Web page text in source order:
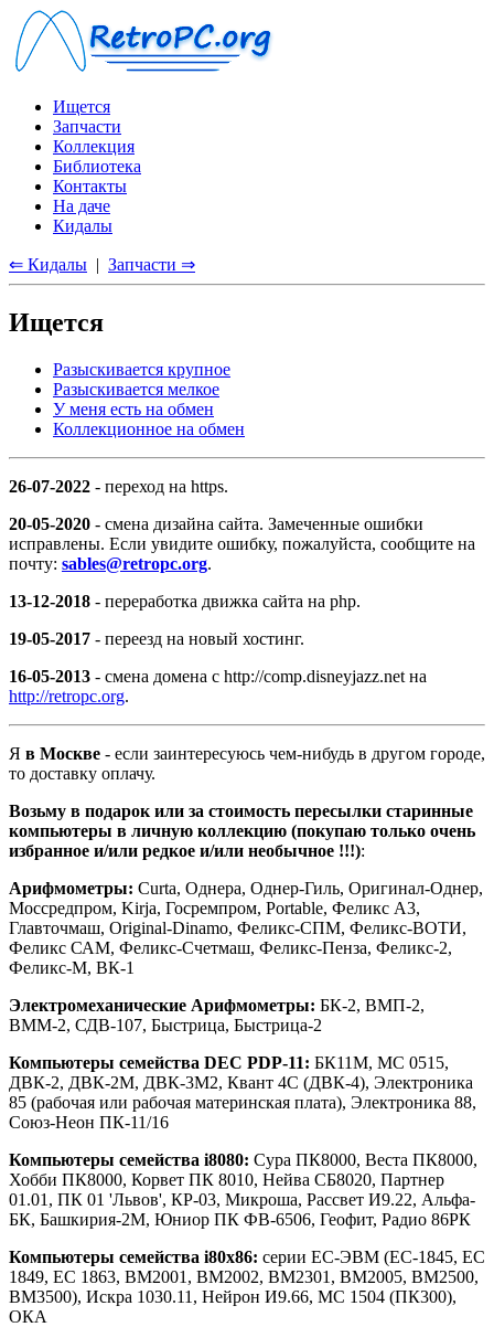
Ищется
Запчасти
Коллекция
Библиотека
Контакты
На даче
Кидалы
⇐ Кидалы | Запчасти ⇒
Ищется
Разыскивается крупное
Разыскивается мелкое
У меня есть на обмен
Коллекционное на обмен
26-07-2022 - переход на https.
20-05-2020 - смена дизайна сайта. Замеченные ошибки
исправлены. Если увидите ошибку, пожалуйста, сообщите на
почту: sables@retropc.org.
13-12-2018 - переработка движка сайта на php.
19-05-2017 - переезд на новый хостинг.
16-05-2013 - смена домена с http://comp.disneyjazz.net на
http://retropc.org.
Я в Москве - если заинтересуюсь чем-нибудь в другом городе,
то доставку оплачу.
Возьму в подарок или за стоимость пересылки старинные
компьютеры в личную коллекцию (покупаю только очень
избранное и/или редкое и/или необычное !!!):
Арифмометры: Curta, Однера, Однер-Гиль, Оригинал-Однер,
Моссредпром, Kirja, Госремпром, Portable, Феликс А3,
Главточмаш, Original-Dinamo, Феликс-СПМ, Феликс-ВОТИ,
Феликс САМ, Феликс-Счетмаш, Феликс-Пенза, Феликс-2,
Феликс-М, ВК-1
Электромеханические Арифмометры: БК-2, ВМП-2,
ВММ-2, СДВ-107, Быстрица, Быстрица-2
Компьютеры семейства DEC PDP-11: БК11М, МС 0515,
ДВК-2, ДВК-2М, ДВК-3M2, Квант 4С (ДВК-4), Электроника
85 (рабочая или рабочая материнская плата), Электроника 88,
Союз-Неон ПК-11/16
Компьютеры семейства i8080: Сура ПК8000, Веста ПК8000,
Хобби ПК8000, Корвет ПК 8010, Нейва СБ8020, Партнер
01.01, ПК 01 'Львов', КР-03, Микроша, Рассвет И9.22, Альфа-
БК, Башкирия-2М, Юниор ПК ФВ-6506, Геофит, Радио 86РК
Компьютеры семейства i80x86: серии ЕС-ЭВМ (ЕС-1845, ЕС
1849, ЕС 1863, ВМ2001, ВМ2002, ВМ2301, ВМ2005, ВМ2500,
ВМ3500), Искра 1030.11, Нейрон И9.66, МС 1504 (ПК300),
ОКА